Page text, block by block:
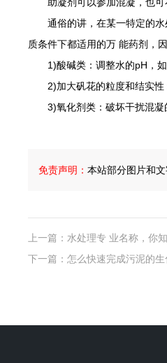
助凝剂可以参加混凝，也可
通俗的讲，在某一特定的水
质条件下都适用的万 能药剂，
1)酸碱类：调整水的pH，如
2)加大矾花的粒度和结实性
3)氧化剂类：破坏干扰混凝
免责声明：本站部分图片和
上一篇： 水处理专 业名称，你
下一篇：怎么快速完成污泥的生